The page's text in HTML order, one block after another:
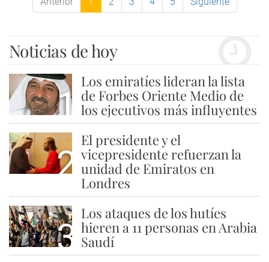
Noticias de hoy
1
Los emiratíes lideran la lista
de Forbes Oriente Medio de
los ejecutivos más influyentes
2
El presidente y el
vicepresidente refuerzan la
unidad de Emiratos en
Londres
3
Los ataques de los hutíes
hieren a 11 personas en Arabia
Saudí